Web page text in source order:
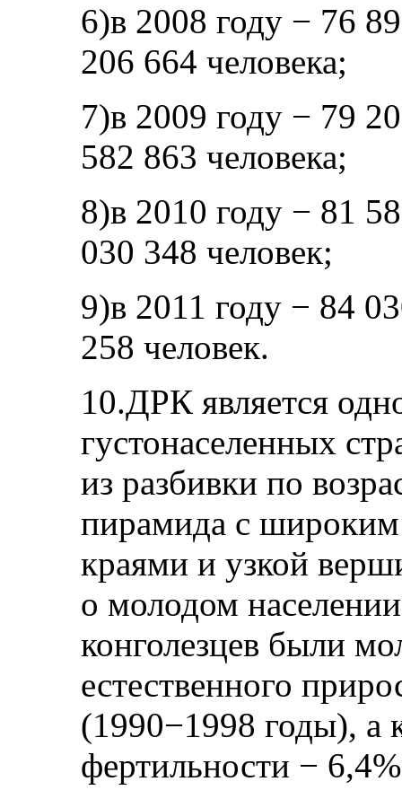
6)в 2008 году − 76
206 664 человека;
7)в 2009 году − 79
582 863 человека;
8)в 2010 году − 81
030 348 человек;
9)в 2011 году − 84
258 человек.
10.ДРК является
густонаселенных
из разбивки по
пирамида с
краями и узкой
о молодом
конголезцев были
естественного
(1990−1998 годы), а
фертильности −